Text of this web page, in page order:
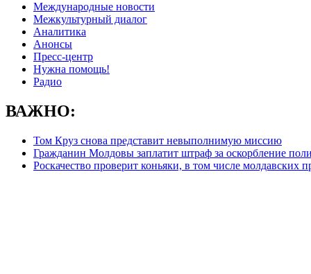
Международные новости
Межкультурный диалог
Аналитика
Анонсы
Пресс-центр
Нужна помощь!
Радио
ВАЖНО:
Том Круз снова представит невыполнимую миссию
Гражданин Молдовы заплатит штраф за оскорбление
Роскачество проверит коньяки, в том числе молдавских